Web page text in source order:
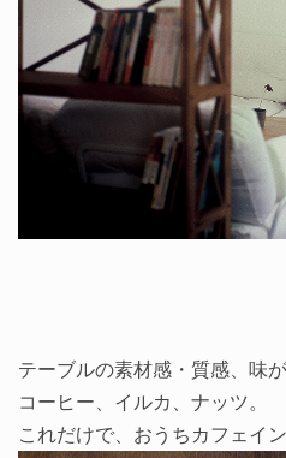
テーブルの素材感・質感、味が
コーヒー、イルカ、ナッツ。
これだけで、おうちカフェイ